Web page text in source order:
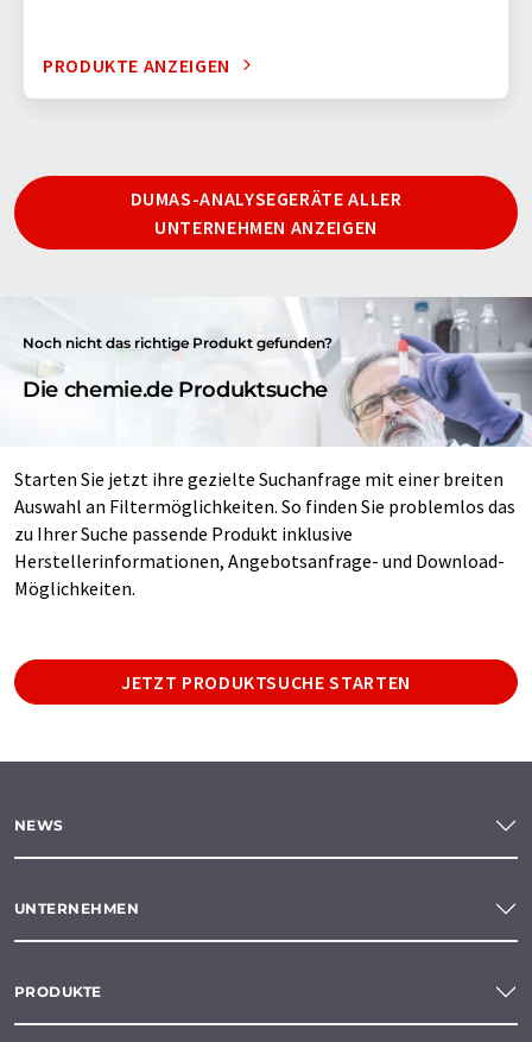
PRODUKTE ANZEIGEN
DUMAS-ANALYSEGERÄTE ALLER
UNTERNEHMEN ANZEIGEN
Noch nicht das richtige Produkt gefunden?
Die chemie.de Produktsuche
Starten Sie jetzt ihre gezielte Suchanfrage mit einer breiten
Auswahl an Filtermöglichkeiten. So finden Sie problemlos das
zu Ihrer Suche passende Produkt inklusive
Herstellerinformationen, Angebotsanfrage- und Download-
Möglichkeiten.
JETZT PRODUKTSUCHE STARTEN
NEWS
UNTERNEHMEN
PRODUKTE